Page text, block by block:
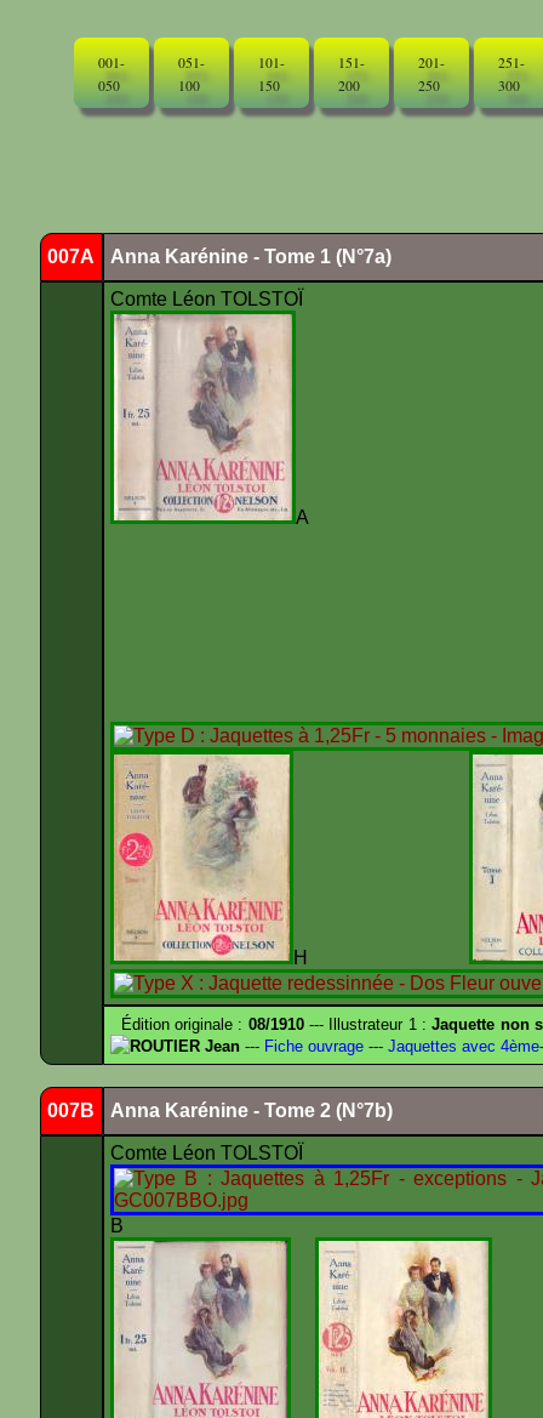
001-
050
051-
100
101-
150
151-
200
201-
250
251-
300
007A Anna Karénine - Tome 1 (N°7a)
Comte Léon TOLSTOÏ
H
Édition originale : 08/1910--- Illustrateur 1 :Jaquette non
ROUTIER Jean --- Fiche ouvrage --- Jaquettes avec 4ème
007B Anna Karénine - Tome 2 (N°7b)
Comte Léon TOLSTOÏ
B